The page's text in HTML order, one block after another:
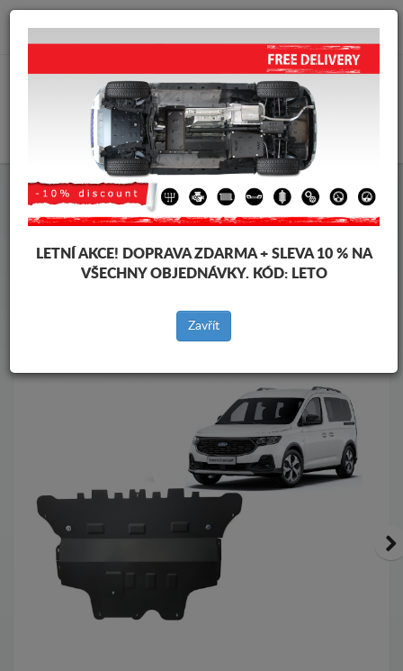
info@krytpodmotor.com
Kryt pod motor Ford
Kryt pod motor Ford Tourneo Connect
Značky
Značky vozidel
Zpět na produkty
LETNÍ AKCE! DOPRAVA ZDARMA + SLEVA 10 % NA
VŠECHNY OBJEDNÁVKY. KÓD: LETO
Zavřít